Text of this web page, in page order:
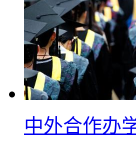
中外合作办